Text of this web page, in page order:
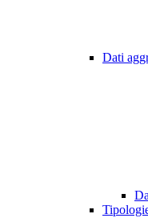
Dati